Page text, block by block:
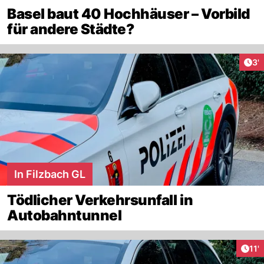
Basel baut 40 Hochhäuser – Vorbild
für andere Städte?
3'
In Filzbach GL
Tödlicher Verkehrsunfall in
Autobahntunnel
11'